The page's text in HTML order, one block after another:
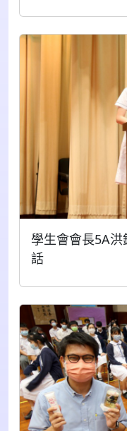
學生會會長5A
話